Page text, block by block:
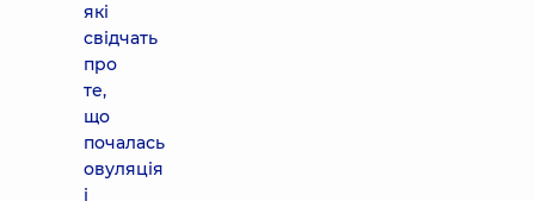
які
свідчать
про
те,
що
почалась
овуляція
і